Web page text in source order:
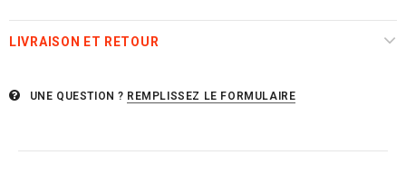
LIVRAISON ET RETOUR
UNE QUESTION ? REMPLISSEZ LE FORMULAIRE